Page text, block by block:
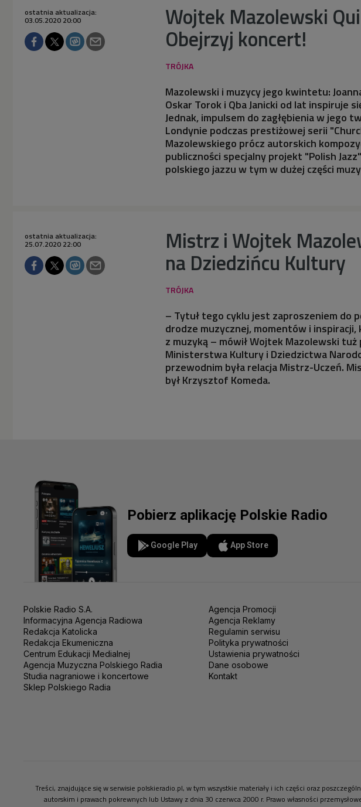
Wojtek Mazolewski
Obejrzyj koncert!
ostatnia aktualizacja:
03.05.2020 20:00
Mazolewski i muzycy jego kwintetu:
Oskar Torok i Qba Janicki od lat inspiruje
Jednak, impulsem do zagłębienia w jego
Londynie podczas prestiżowej serii
Mazolewskiego prócz autorskich
publiczności specjalny projekt "Polish
polskiego jazzu w tym w dużej części
Mistrz i Wojtek
na Dziedzińcu Kultury
ostatnia aktualizacja:
25.07.2020 22:00
– Tytuł tego cyklu jest zaproszeniem do
drodze muzycznej, momentów i
z muzyką – mówił Wojtek Mazolewski
Ministerstwa Kultury i Dziedzictwa
przewodnim była relacja Mistrz-Uczeń.
był Krzysztof Komeda.
Pobierz aplikację Polskie Radio
Google Play App Store
Polskie Radio S.A.
Informacyjna Agencja Radiowa
Redakcja Katolicka
Redakcja Ekumeniczna
Centrum Edukacji Medialnej
Agencja Muzyczna Polskiego Radia
Studia nagraniowe i koncertowe
Sklep Polskiego Radia
Agencja Promocji
Agencja Reklamy
Regulamin serwisu
Polityka prywatności
Ustawienia prywatności
Dane osobowe
Kontakt
Treści, znajdujące się w serwisie polskieradio.pl, w tym wszystkie materiały i ich części oraz
autorskim i prawach pokrewnych lub Ustawy z dnia 30 czerwca 2000 r. Prawo własności